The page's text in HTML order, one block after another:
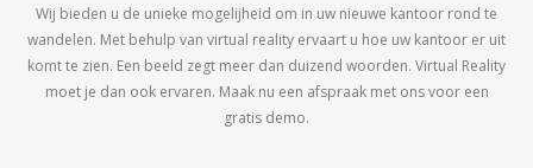
Wij bieden u de unieke mogelijheid om in uw nieuwe kantoor rond te
wandelen. Met behulp van virtual reality ervaart u hoe uw kantoor er uit
komt te zien. Een beeld zegt meer dan duizend woorden. Virtual Reality
moet je dan ook ervaren. Maak nu een afspraak met ons voor een
gratis demo.